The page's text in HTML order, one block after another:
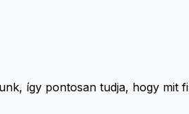
így pontosan tudja, hogy mit